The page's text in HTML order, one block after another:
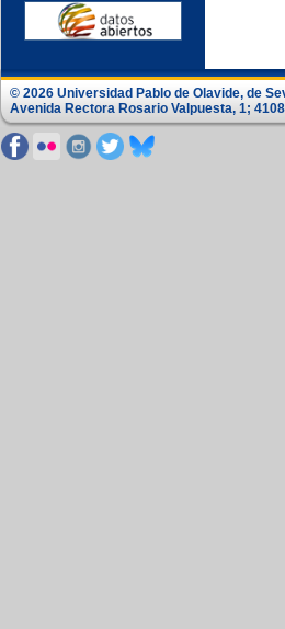
© 2026 Universidad Pablo de Olavide, de
Avenida Rectora Rosario Valpuesta, 1;